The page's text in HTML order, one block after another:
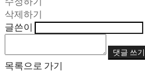
삭제하기
글쓴이
댓글 쓰기
목록으로 가기